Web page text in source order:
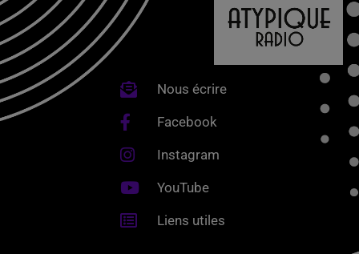
Nous écrire
Facebook
Instagram
YouTube
Liens utiles